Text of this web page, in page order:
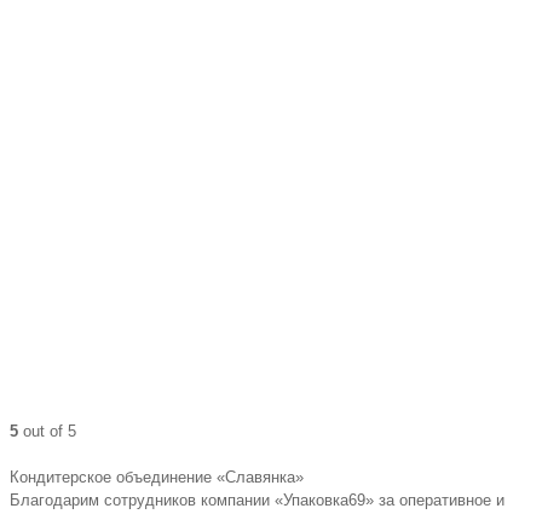
5 out of 5
Кондитерское объединение «Славянка»
Благодарим сотрудников компании «Упаковка69» за оперативное и